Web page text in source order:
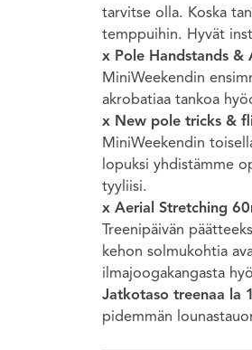
tarvitse olla. Koska
temppuihin. Hyvät
x Pole Handstands &
MiniWeekendin
akrobatiaa tankoa
x New pole tricks &
MiniWeekendin
lopuksi yhdistämme
tyyliisi.
x Aerial Stretching
Treenipäivän
kehon solmukohtia
ilmajoogakangasta
Jatkotaso treenaa la
pidemmän